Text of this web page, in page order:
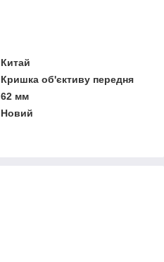
Китай
Кришка об'єктиву передня
62 мм
Новий